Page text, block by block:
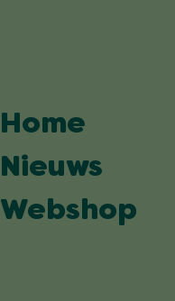
Home
Nieuws
Webshop